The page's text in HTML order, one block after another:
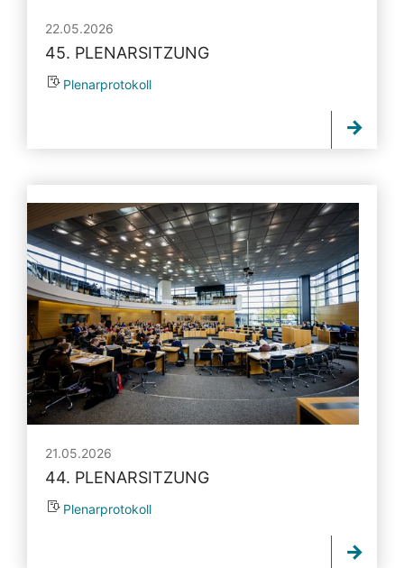
22.05.2026
45. PLENARSITZUNG
Plenarprotokoll
21.05.2026
44. PLENARSITZUNG
Plenarprotokoll